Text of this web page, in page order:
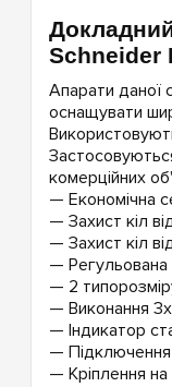
Schneider
Апарати даної
оснащувати
комерційних
— Економічна
— Захист кіл
— Захист кіл
— Регульована
— 2
— Виконання
— Індикатор
—
— Кріплення на